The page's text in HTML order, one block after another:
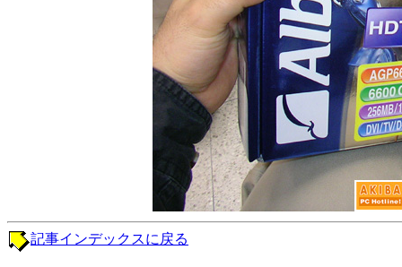
記事インデックスに戻る